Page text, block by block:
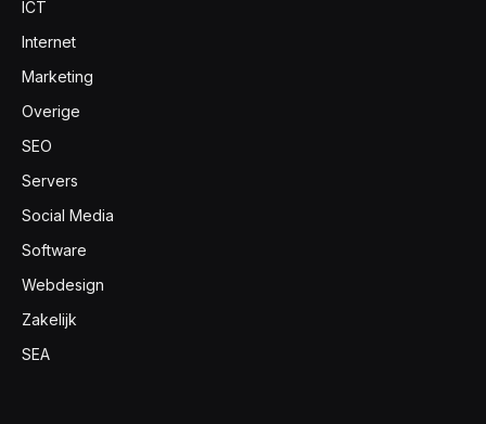
ICT
Internet
Marketing
Overige
SEO
Servers
Social Media
Software
Webdesign
Zakelijk
SEA